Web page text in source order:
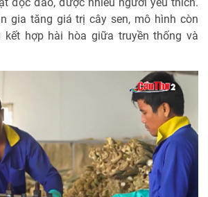
gia tăng giá trị cây sen, mô hình còn
kết hợp hài hòa giữa truyền thống và